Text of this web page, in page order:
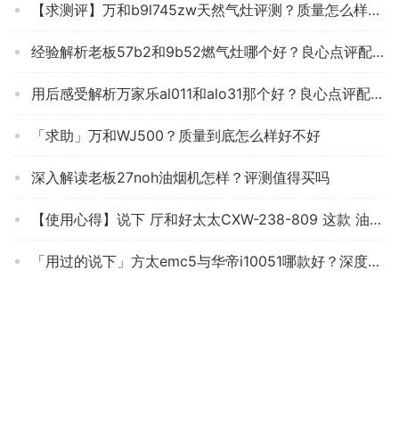
【求测评】万和b9l745zw天然气灶评测？质量怎么样值不值得买
经验解析老板57b2和9b52燃气灶哪个好？良心点评配置区别
用后感受解析万家乐al011和alo31那个好？良心点评配置区别
「求助」万和WJ500？质量到底怎么样好不好
深入解读老板27noh油烟机怎样？评测值得买吗
【使用心得】说下 厅和好太太CXW-238-809 这款 油烟机 质量怎么样？评测效果不理想？
「用过的说下」方太emc5与华帝i10051哪款好？深度剖析功能区别